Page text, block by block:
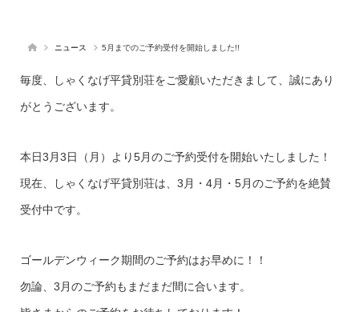
ニュース 5月までのご予約受付を開始しました!!
毎度、しゃくなげ平貸別荘をご愛顧いただきまして、誠にあり
がとうございます。
本日3月3日（月）より5月のご予約受付を開始いたしました！
現在、しゃくなげ平貸別荘は、3月・4月・5月のご予約を絶賛
受付中です。
ゴールデンウィーク期間のご予約はお早めに！！
勿論、3月のご予約もまだまだ間に合います。